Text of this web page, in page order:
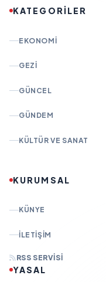
KATEGORİLER
EKONOMI
GEZI
GÜNCEL
GÜNDEM
KÜLTÜR VE SANAT
KURUMSAL
KÜNYE
İLETIŞIM
RSS SERVISI
YASAL